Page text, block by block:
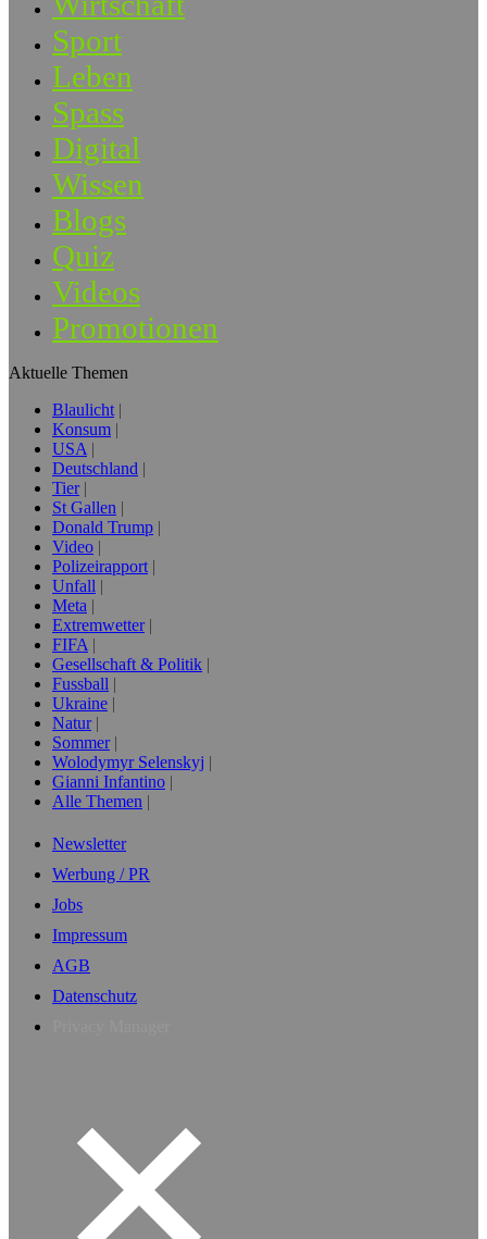
Sport
Leben
Spass
Digital
Wissen
Blogs
Quiz
Videos
Promotionen
Aktuelle Themen
Blaulicht
Konsum
USA
Deutschland
Tier
St Gallen
Donald Trump
Video
Polizeirapport
Unfall
Meta
Extremwetter
FIFA
Gesellschaft & Politik
Fussball
Ukraine
Natur
Sommer
Wolodymyr Selenskyj
Gianni Infantino
Alle Themen
Newsletter
Werbung / PR
Jobs
Impressum
AGB
Datenschutz